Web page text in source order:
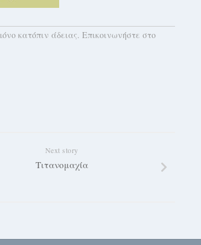
κατόπιν άδειας. Επικοινωνήστε στο
Next story
Τιτανομαχία